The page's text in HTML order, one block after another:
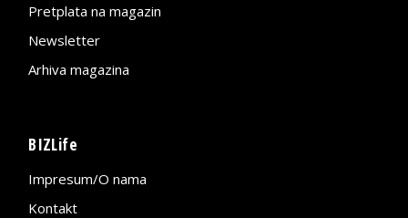
Pretplata na magazin
Newsletter
Arhiva magazina
BIZLife
Impresum/O nama
Kontakt